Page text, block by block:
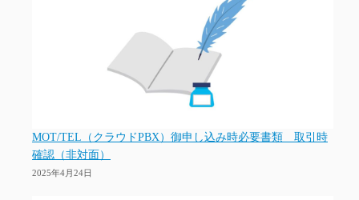
MOT/TEL（クラウドPBX）御申し込み時必要書類 取引時
確認（非対面）
2025年4月24日